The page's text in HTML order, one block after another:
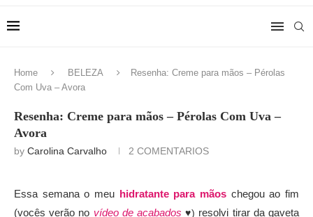
Home BELEZA
Resenha: Creme para mãos – Pérolas
Com Uva – Avora
Resenha: Creme para mãos – Pérolas Com Uva –
Avora
by Carolina Carvalho 2 COMENTARIOS
Essa semana o meu hidratante para mãos chegou ao fim
(vocês verão no vídeo de acabados ♥) resolvi tirar da gaveta